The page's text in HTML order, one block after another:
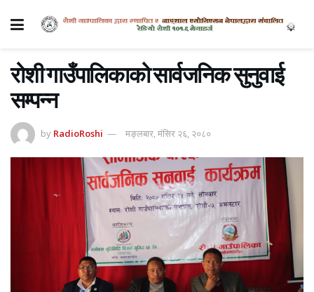
रोशी गाउँपालिकाको सार्वजनिक सुनुवाई
सम्पन्न
by RadioRoshi मङ्लबार, मंसिर २६, २०८०